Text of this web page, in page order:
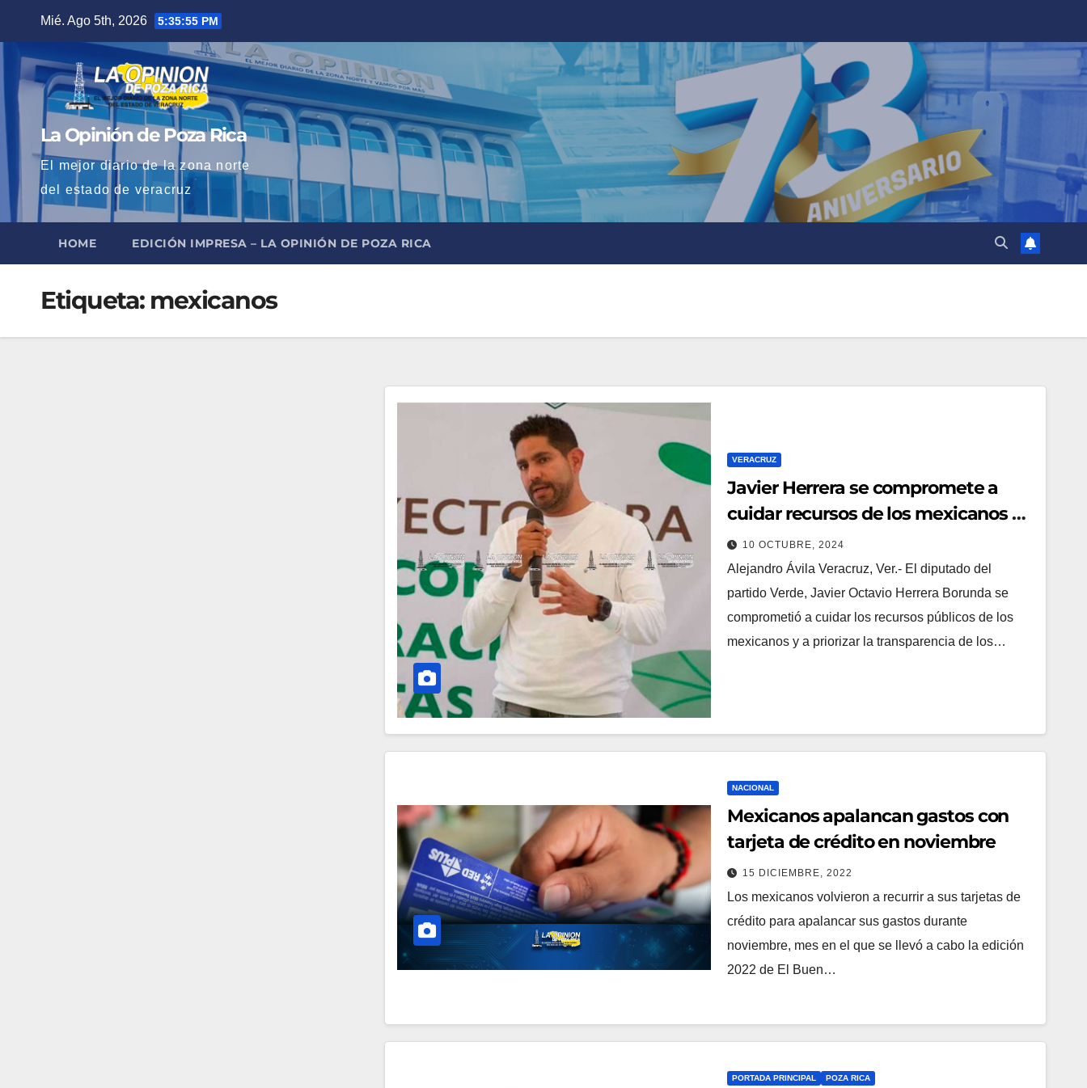
contenido
Mié. Ago 5th, 2026 5:35:56 PM
La Opinión de Poza Rica
El mejor diario de la zona norte
del estado de veracruz
HOME EDICIÓN IMPRESA – LA OPINIÓN DE POZA RICA
Etiqueta: mexicanos
VERACRUZ
Javier Herrera se compromete a
cuidar recursos de los mexicanos a
través de Comisión de Vigilancia
10 OCTUBRE, 2024
Alejandro Ávila Veracruz, Ver.- El diputado del
partido Verde, Javier Octavio Herrera Borunda se
comprometió a cuidar los recursos públicos de los
mexicanos y a priorizar la transparencia de los…
NACIONAL
Mexicanos apalancan gastos con
tarjeta de crédito en noviembre
15 DICIEMBRE, 2022
Los mexicanos volvieron a recurrir a sus tarjetas de
crédito para apalancar sus gastos durante
noviembre, mes en el que se llevó a cabo la edición
2022 de El Buen…
PORTADA PRINCIPAL POZA RICA